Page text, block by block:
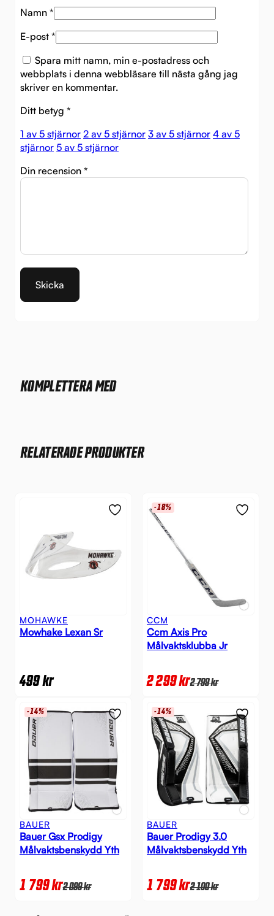
Namn *
E-post *
Spara mitt namn, min e-postadress och
webbplats i denna webbläsare till nästa gång jag
skriver en kommentar.
Ditt betyg *
1 av 5 stjärnor 2 av 5 stjärnor 3 av 5 stjärnor 4 av 5
stjärnor 5 av 5 stjärnor
Din recension *
KOMPLETTERA MED
RELATERADE PRODUKTER
MOHAWKE
Mowhake Lexan Sr
499kr
-18%
CCM
Ccm Axis Pro
Målvaktsklubba Jr
2 299kr2 799kr
-14%
BAUER
Bauer Gsx Prodigy
Målvaktsbenskydd Yth
1 799kr2 099kr
-14%
BAUER
Bauer Prodigy 3.0
Målvaktsbenskydd Yth
1 799kr2 100kr